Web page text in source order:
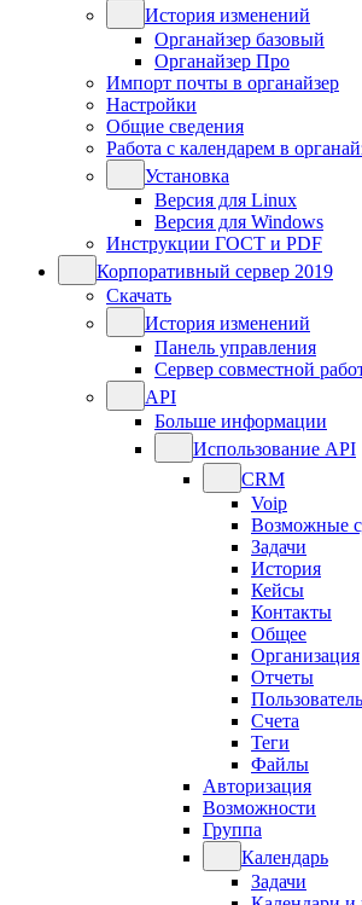
История изменений
Органайзер базовый
Органайзер Про
Импорт почты в органайзер
Настройки
Общие сведения
Работа с календарем в
Установка
Версия для Linux
Версия для Windows
Инструкции ГОСТ и PDF
Корпоративный сервер 2019
Скачать
История изменений
Панель управления
Сервер совместной
API
Больше информации
Использование API
CRM
Voip
Возможные
Задачи
История
Кейсы
Контакты
Общее
Организация
Отчеты
Счета
Теги
Файлы
Авторизация
Возможности
Группа
Календарь
Задачи